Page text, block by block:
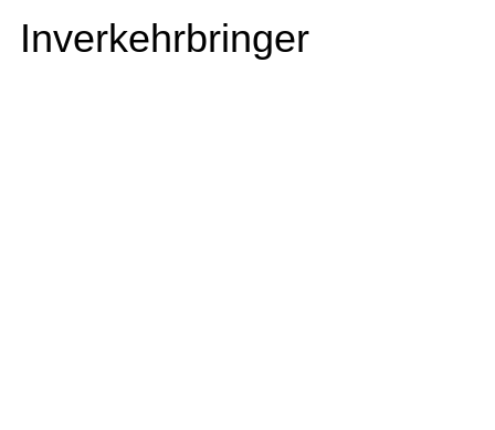
Inverkehrbringer